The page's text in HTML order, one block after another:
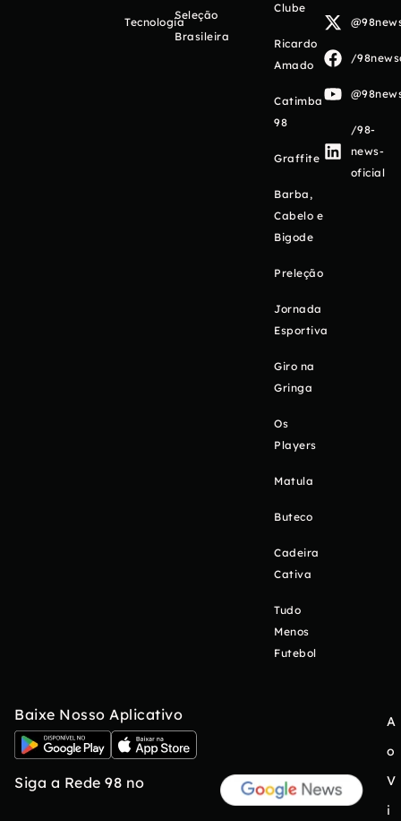
Tecnologia
Seleção
Brasileira
Clube
Ricardo
Amado
Catimba
98
Graffite
Barba,
Cabelo e
Bigode
Preleção
Jornada
Esportiva
Giro na
Gringa
Os
Players
Matula
Buteco
Cadeira
Cativa
Tudo
Menos
Futebol
/
/98-
news-
oficial
Baixe Nosso Aplicativo
Siga a Rede 98 no
A
o
V
i